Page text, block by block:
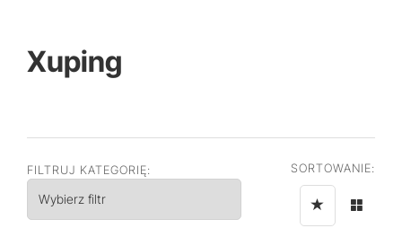
Xuping
FILTRUJ KATEGORIĘ:
Wybierz filtr
SORTOWANIE: